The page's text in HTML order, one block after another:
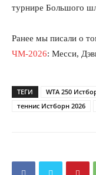
турнире Большого
Ранее мы писали о
ЧМ-2026: Месси,
ТЕГИ WTA 250
теннис Истборн 2026